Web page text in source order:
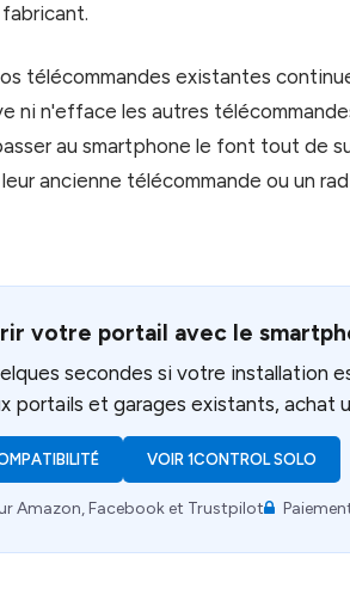
télécommandes existantes
ni n'efface les autres
au smartphone le font tout de
ancienne télécommande ou un
votre portail avec le
secondes si votre installation
portails et garages existants, achat
VOIR 1CONTROL SOLO
Amazon, Facebook et Trustpilot